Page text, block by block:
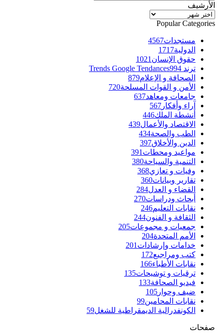
الأرشيف
الأرشيف
Popular Categories
مستجدات4567
الدولية1717
حقوق الإنسان 1021
ترند Trends Google Tendances 994
الصحافة و الإعلام879
الأمن و القوات المسلحة720
جامعات ومعاهد637
آراء وأفكار 567
أنشطة الملك446
الاقتصاد والأعمال439
الطب والصحة434
الدين والأخلاق397
مواعيد ومحطات 391
التنمية والسياحة380
وفيات و تعازي368
تقارير وبيانات360
القضاء و العدل284
أبحاث ودراسات270
نقابات التعليم246
الثقافة و الفنون244
جمعيات و مجموعات205
الأمم المتحدة204
خدامات وإرشادات 201
كتب ومراجيع172
نقابات الأطباء166
ترقيات و توشيحات135
فيديو الصحافة133
ضيف وحوار 105
نقابات المحامين99
الكونفدرالية الديمقراطية للشغل59
صفحات